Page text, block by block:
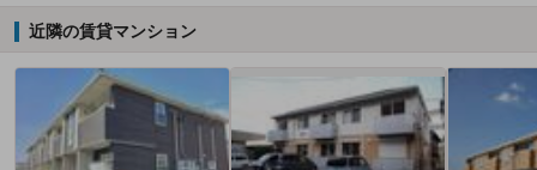
近隣の賃貸マンション